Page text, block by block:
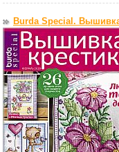
Burda Special.